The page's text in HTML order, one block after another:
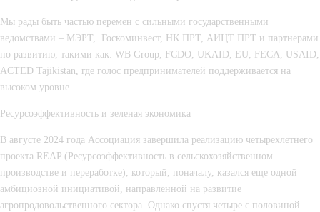
Мы рады быть частью перемен с сильными государственными
ведомствами – МЭРТ, Госкоминвест, НК ПРТ, АИЦТ ПРТ и партнерами
по развитию, такими как: W B Group, FCDO, UKAID, EU, FECA, USAID,
ACTED Tajikistan, где голос предпринимателей поддерживается на
высоком уровне.
Ресурсоэффективность и зеленая экономика
В августе 2024 года Ассоциация завершила реализацию четырехлетнего
проекта REAP (Ресурсоэффективность в сельскохозяйственном
производстве и переработке), который, поначалу, казался еще одной
амбициозной инициативой, направленной на развитие
агропродовольственного сектора. Однако спустя четыре с половиной